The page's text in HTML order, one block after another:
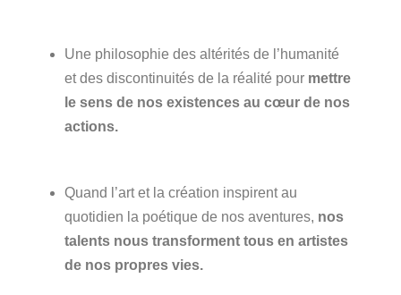
Une philosophie des altérités de l’humanité
et des discontinuités de la réalité pour mettre
le sens de nos existences au cœur de nos
actions.
Quand l’art et la création inspirent au
quotidien la poétique de nos aventures, nos
talents nous transforment tous en artistes
de nos propres vies.